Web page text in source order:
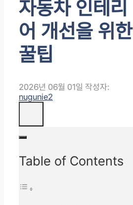
자동차 인테리
어 개선을 위한
꿀팁
2026년 06월 01일 작성자:
nugunie2
Table of Contents